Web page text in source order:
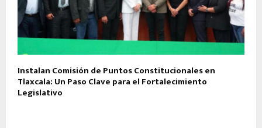
Instalan Comisión de Puntos Constitucionales en
Tlaxcala: Un Paso Clave para el Fortalecimiento
Legislativo